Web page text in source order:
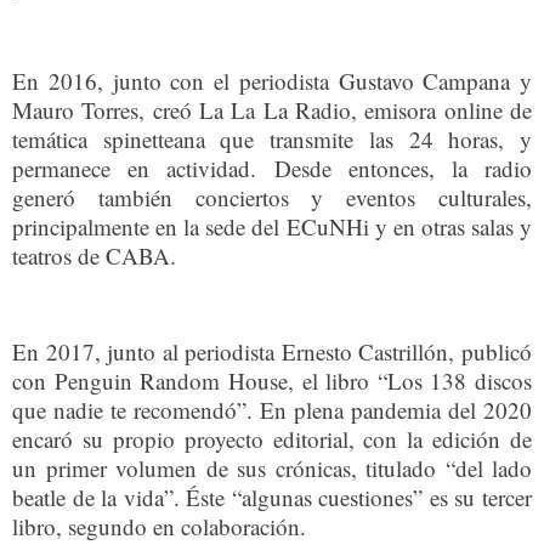
En 2016, junto con el periodista Gustavo Campana y
Mauro Torres, creó La La La Radio, emisora online de
temática spinetteana que transmite las 24 horas, y
permanece en actividad. Desde entonces, la radio
generó también conciertos y eventos culturales,
principalmente en la sede del ECuNHi y en otras salas y
teatros de CABA.
En 2017, junto al periodista Ernesto Castrillón, publicó
con Penguin Random House, el libro “Los 138 discos
que nadie te recomendó”. En plena pandemia del 2020
encaró su propio proyecto editorial, con la edición de
un primer volumen de sus crónicas, titulado “del lado
beatle de la vida”. Éste “algunas cuestiones” es su tercer
libro, segundo en colaboración.